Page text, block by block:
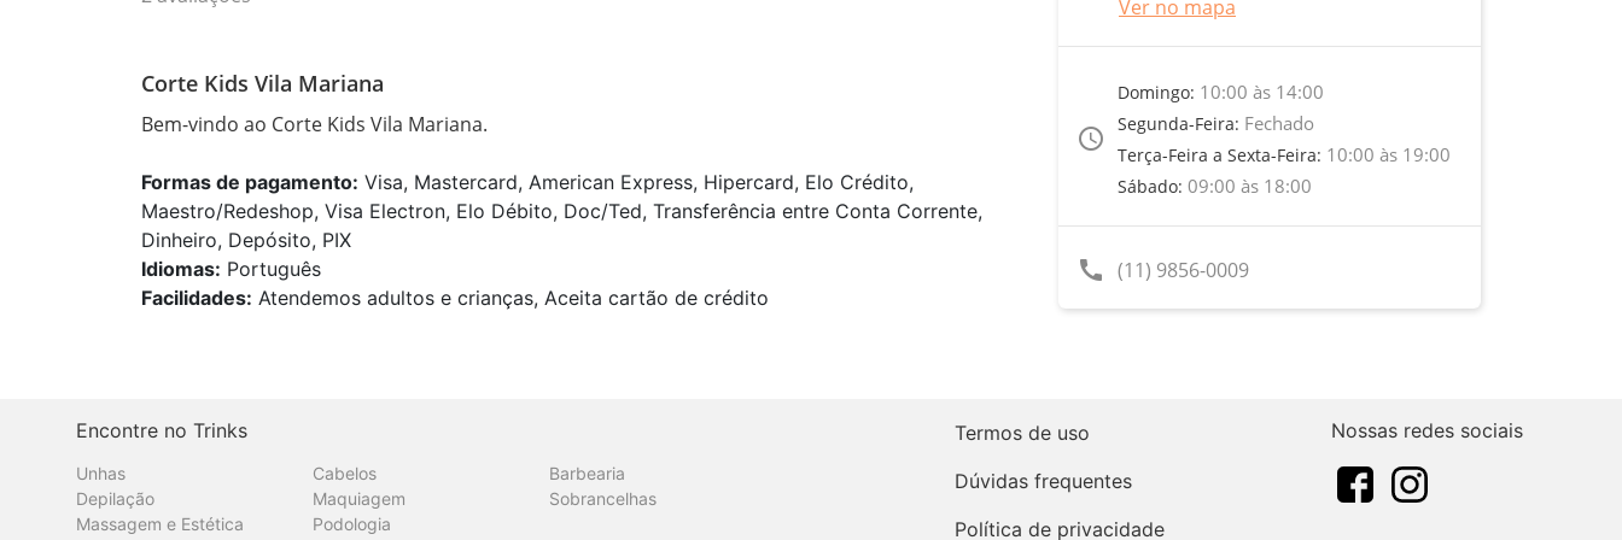
Corte Kids Vila Mariana
Bem-vindo ao Corte Kids Vila Mariana.
Formas de pagamento: Visa, Mastercard, American Express, Hipercard, Elo Crédito,
Maestro/Redeshop, Visa Electron, Elo Débito, Doc/Ted, Transferência entre Conta Corrente,
Dinheiro, Depósito, PIX
Idiomas: Português
Facilidades: Atendemos adultos e crianças, Aceita cartão de crédito
Ver no mapa
access_time
Domingo: 10:00 às 14:00
Segunda-Feira: Fechado
Terça-Feira a Sexta-Feira: 10:00 às 19:00
Sábado: 09:00 às 18:00
call (11) 9856-0009
Encontre no Trinks
Unhas Cabelos
Barbearia
Depilação
Maquiagem
Sobrancelhas
Massagem e Estética
Podologia
Termos de uso
Dúvidas frequentes
Política de privacidade
Nossas redes sociais